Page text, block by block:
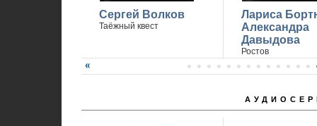
Сергей Волков
Таёжный квест
Лариса
Александра
Давыдова
Ростов